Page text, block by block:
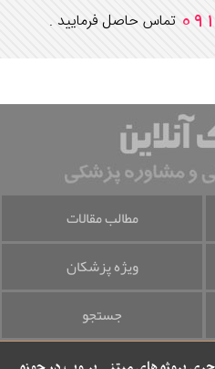
تماس حاصل فرمایید .
مطالب مقالات
ویژه پزشکان
جستجو